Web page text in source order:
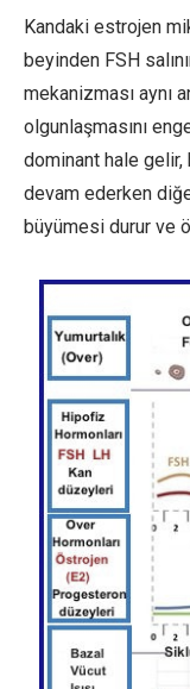
Kandaki estrojen
beyinden FSH
mekanizması aynı
olgunlaşmasını
dominant hale
devam ederken
büyümesi durur ve